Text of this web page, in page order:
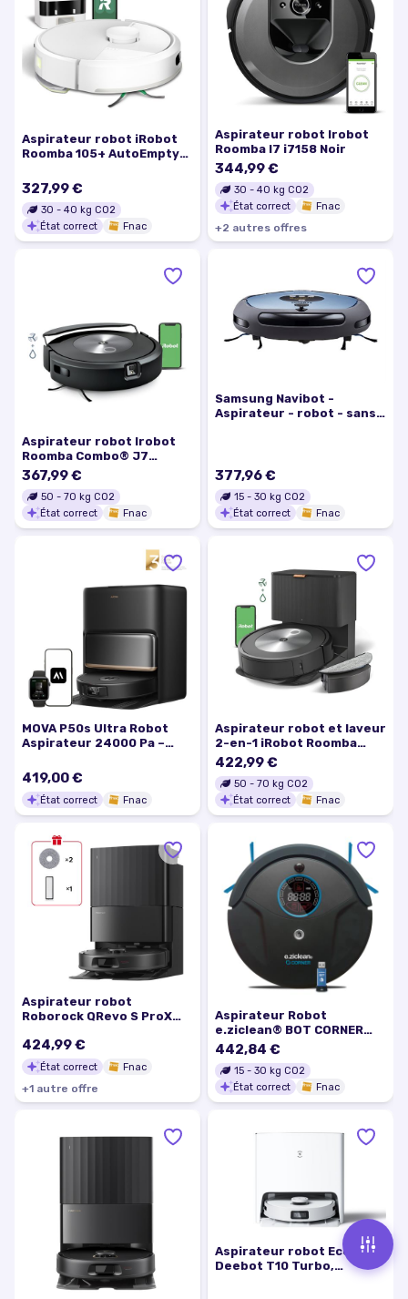
Aspirateur robot iRobot
Roomba 105+ AutoEmpty
327,99 €
30 - 40 kg CO2
État correct
Fnac
Aspirateur robot Irobot
Roomba I7 i7158 Noir
344,99 €
30 - 40 kg CO2
État correct
Fnac
+2 autres offres
Aspirateur robot Irobot
Roomba Combo® J7
Graphite
367,99 €
50 - 70 kg CO2
État correct
Fnac
Samsung Navibot -
Aspirateur - robot - sans
377,96 €
15 - 30 kg CO2
État correct
Fnac
MOVA P50s Ultra Robot
Aspirateur 24000 Pa –
Technologie StepMaster
Anti-Obstacle
419,00 €
État correct Fnac
Aspirateur robot et laveur
2-en-1 iRobot Roomba
Combo j5+ Noir
422,99 €
50 - 70 kg CO2
État correct
Fnac
Aspirateur robot
Roborock QRevo S ProX
424,99 €
État correct Fnac
+1 autre offre
Aspirateur Robot
e.ziclean® BOT CORNER
FRESH EDITION
442,84 €
15 - 30 kg CO2
État correct
Fnac
Aspirateur robot Ecovacs
Deebot T10 Turbo,